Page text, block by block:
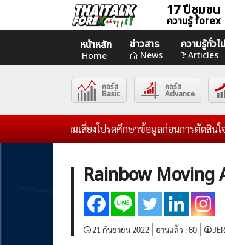
17 ปีชุมชน
ความรู้ forex
หน้าหลัก
Home
ข่าวสาร
News
ความรู้ทั่วไป
Articles
News
Articles
คอร์ส
Basic
คอร์ส
Advance
งทุนมีความเสี่ยงโปรดศึกษาข้อมูลก่อนการตัดสินใจลงทุน
Rainbow Moving
21 กันยายน 2022 อ่านแล้ว :80